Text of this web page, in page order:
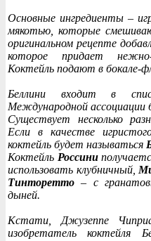
Основные ингредиенты –
мякотью, которые
оригинальном рецепте
которое придает
Коктейль подают в бокале-
Беллини входит в
Международной ассоциации
Существует несколько
Если в качестве
коктейль будет называться
Коктейль Россини
использовать клубничный,
Тинторетто – с
дыней.
Кстати, Джузеппе
изобретатель коктейля